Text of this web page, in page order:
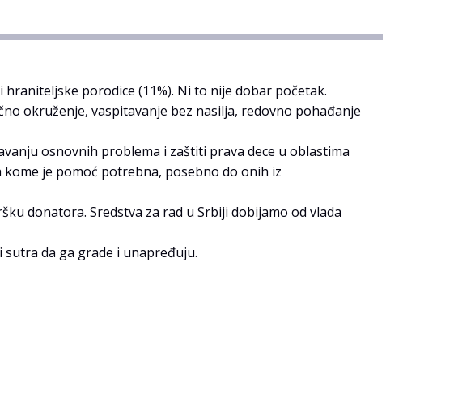
porodice (11%). Ni to nije dobar početak.
okruženje, vaspitavanje bez nasilja, redovno pohađanje
osnovnih problema i zaštiti prava dece u oblastima
je pomoć potrebna, posebno do onih iz
donatora. Sredstva za rad u Srbiji dobijamo od vlada
da ga grade i unapređuju.